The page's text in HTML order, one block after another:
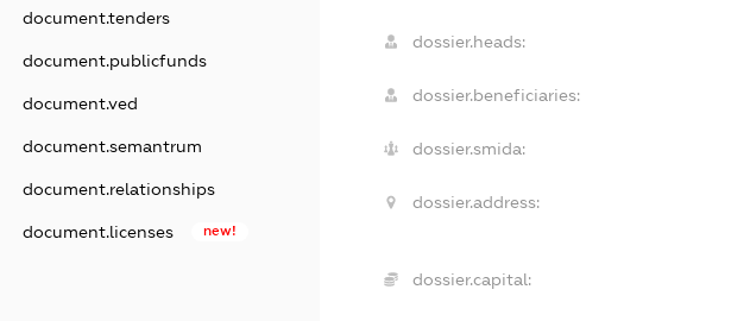
document.tenders
document.publicfunds
document.ved
document.semantrum
document.relationships
document.licenses new!
dossier.heads:
dossier.beneficiaries:
dossier.smida:
dossier.address:
dossier.capital: